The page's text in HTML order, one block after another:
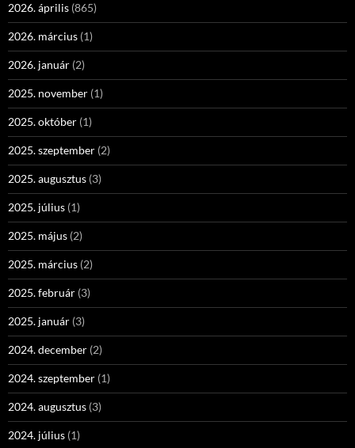
2026. április (865)
2026. március (1)
2026. január (2)
2025. november (1)
2025. október (1)
2025. szeptember (2)
2025. augusztus (3)
2025. július (1)
2025. május (2)
2025. március (2)
2025. február (3)
2025. január (3)
2024. december (2)
2024. szeptember (1)
2024. augusztus (3)
2024. július (1)